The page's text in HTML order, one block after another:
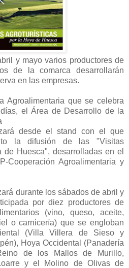
y mayo varios productores de
de la comarca desarrollarán
en las empresas.
Agroalimentaria que se celebra
el Área de Desarrollo de la
desde el stand con el que
la difusión de las "Visitas
de Huesca", desarrolladas en el
Cooperación Agroalimentaria y
durante los sábados de abril y
por diez productores de
(vino, queso, aceite,
o carnicería) que se engloban
(Villa Villera de Sieso y
Hoya Occidental (Panadería
de los Mallos de Murillo,
y el Molino de Olivas de